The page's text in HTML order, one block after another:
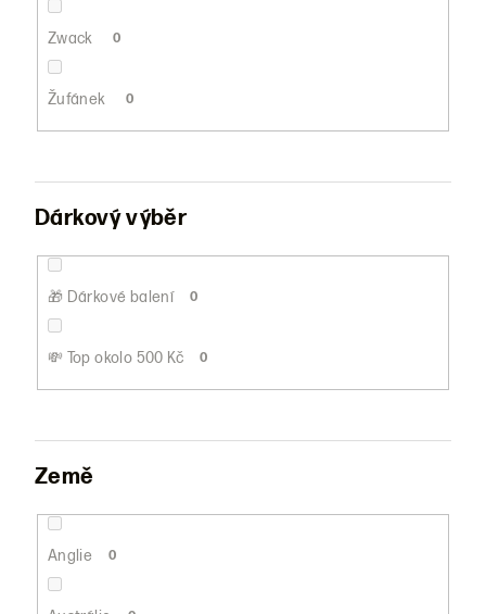
Zwack 0
Žufánek 0
Dárkový výběr
🎁 Dárkové balení 0
💸 Top okolo 500 Kč 0
Země
Anglie 0